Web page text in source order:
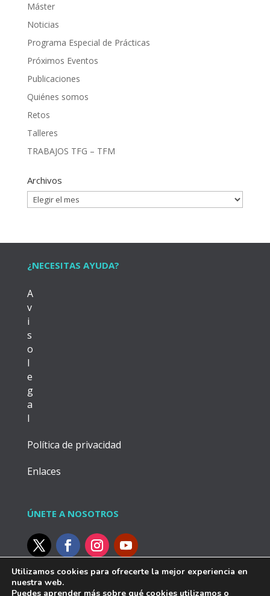
Máster
Noticias
Programa Especial de Prácticas
Próximos Eventos
Publicaciones
Quiénes somos
Retos
Talleres
TRABAJOS TFG – TFM
Archivos
Archivos
¿NECESITAS AYUDA?
A
v
i
s
o
l
e
g
a
l
Política de privacidad
Enlaces
ÚNETE A NOSOTROS
CONTACTO
955 47 75 09 de lunes a viernes en horario de 9h-
Utilizamos cookies para ofrecerte la mejor experiencia en
nuestra web.
Puedes aprender más sobre qué cookies utilizamos o